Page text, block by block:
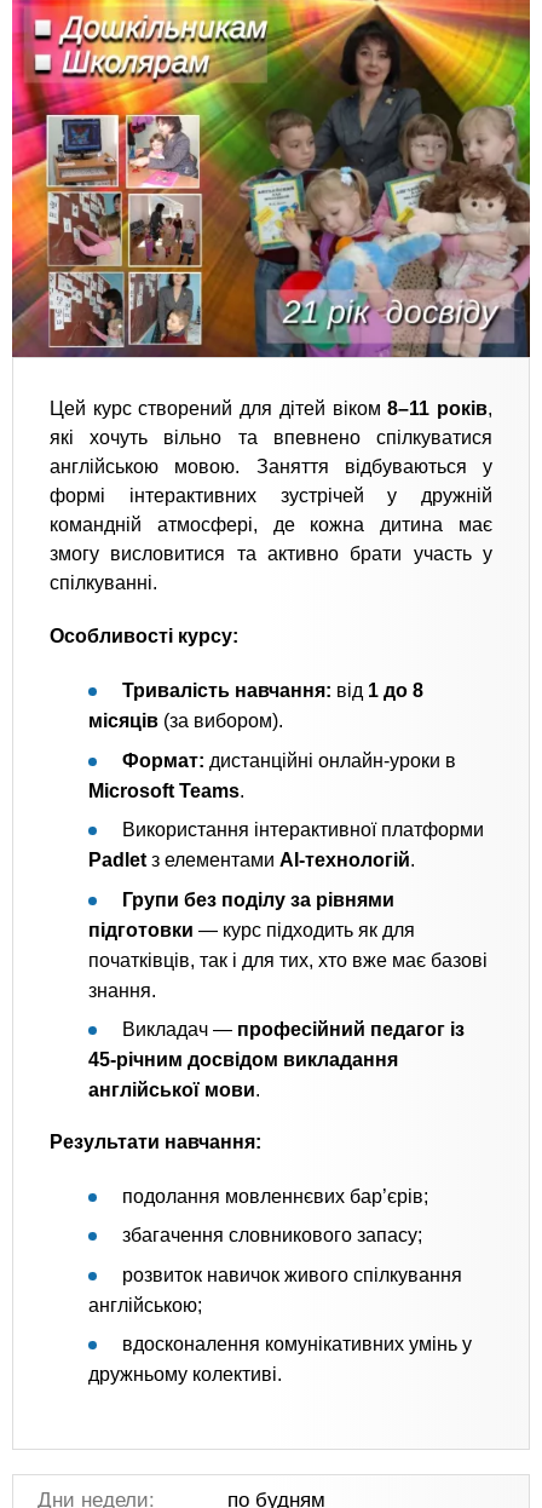
Цей курс створений для дітей віком8–11 років,
які хочуть вільно та впевнено спілкуватися
англійською мовою. Заняття відбуваються у
формі інтерактивних зустрічей у дружній
командній атмосфері, де кожна дитина має
змогу висловитися та активно брати участь у
спілкуванні.
Особливості курсу:
Тривалість навчання: від 1 до 8
місяців (за вибором).
Формат: дистанційні онлайн-уроки в
Microsoft Teams.
Використання інтерактивної платформи
Padlet з елементами AI-технологій.
Групи без поділу за рівнями
підготовки — курс підходить як для
початківців, так і для тих, хто вже має базові
знання.
Викладач — професійний педагог із
45-річним досвідом викладання
англійської мови.
Результати навчання:
подолання мовленнєвих бар’єрів;
збагачення словникового запасу;
розвиток навичок живого спілкування
англійською;
вдосконалення комунікативних умінь у
дружньому колективі.
Дни недели:
по будням